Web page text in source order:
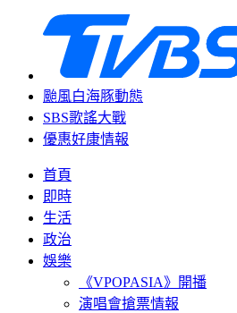
颱風白海豚動態
SBS歌謠大戰
優惠好康情報
首頁
即時
生活
政治
娛樂
《VPOPASIA》開播
演唱會搶票情報